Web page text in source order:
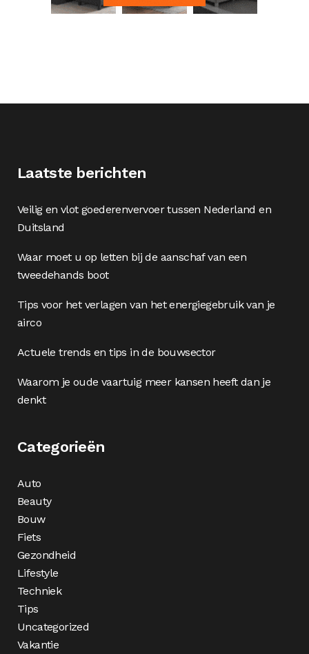
Laatste berichten
Veilig en vlot goederenvervoer tussen Nederland en
Duitsland
Waar moet u op letten bij de aanschaf van een
tweedehands boot
Tips voor het verlagen van het energiegebruik van je
airco
Actuele trends en tips in de bouwsector
Waarom je oude vaartuig meer kansen heeft dan je
denkt
Categorieën
Auto
Beauty
Bouw
Fiets
Gezondheid
Lifestyle
Techniek
Tips
Uncategorized
Vakantie